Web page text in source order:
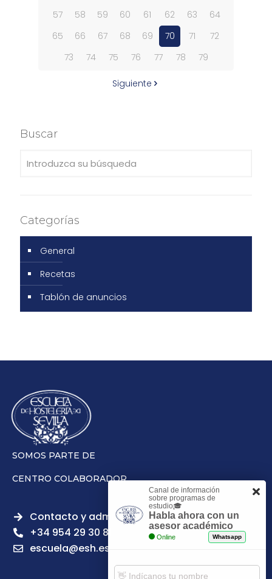
57
58 59 60 61 62 63
64
65
66 67 68 69 70 71
72
73
74 75 76 77 78 79
Siguiente
Buscar
Categorías
General
Recetas
Tablón de anuncios
SOMOS PARTE DE
CENTRO COLABORADOR
Contacto y admisiones
+34 954 29 30 81
escuela@esh.es
Canal de información
sobre programas de
estudio🎓
Habla ahora con un
asesor académico
Online Whatsapp